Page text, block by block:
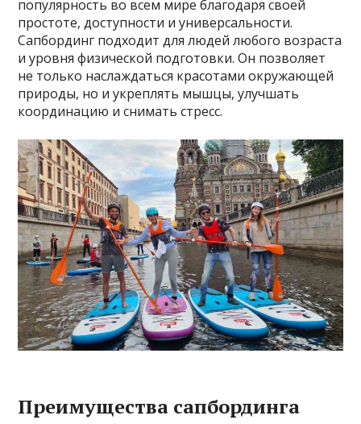
популярность во всем мире благодаря своей
простоте, доступности и универсальности.
Сапбординг подходит для людей любого возраста
и уровня физической подготовки. Он позволяет
не только наслаждаться красотами окружающей
природы, но и укреплять мышцы, улучшать
координацию и снимать стресс.
Преимущества сапбординга